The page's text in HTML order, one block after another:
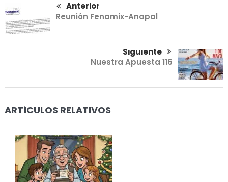
Anterior
Reunión Fenamix-Anapal
Siguiente
Nuestra Apuesta 116
ARTÍCULOS RELATIVOS